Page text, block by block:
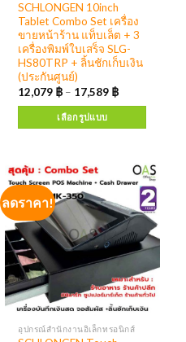
SCHLONGEN 10inch
Tablet Combo Set เครื่อง
ขายหน้าร้าน แท็บเล็ต + 3
เครื่องพิมพ์ใบเสร็จ SLG-
HS80TRP + ลิ้นชักเก็บเงิน
(ประกันศูนย์)
12,079 ฿ – 17,589 ฿
เลือกรูปแบบ
ลดราคา!
อุปกรณ์สำนักงานอิเล็กทรอนิกส์